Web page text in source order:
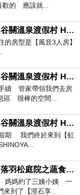
的 應該就...
中秋節【虹夕諾雅】谷關溫泉渡假村 HOSHINOYA【風音3人房】
房型是【風音3人房】
中秋節【虹夕諾雅】谷關溫泉渡假村 HOSHINOYA【戶外室內的公共區】
續 管家帶領我們去房
區 很棒的空間...
中秋節【虹夕諾雅】谷關溫泉渡假村 HOSHINOYA【大廳＆閱讀區】
期 我們終於來到【虹
初訪【澄石享自在】落羽松庭院之蔬食料理
媽媽約了三姨小姨 一
到了【澄石享...